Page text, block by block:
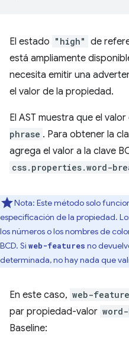
El estado "high" de
está ampliamente
necesita emitir una
el valor de la propiedad.
El AST muestra que el
phrase . Para obtener la
agrega el valor a la clave
css.properties.word-
Nota: Este método solo
especificación de la propiedad.
los números o los nombres de
BCD. Si web-features no
determinada, no hay nada que
En este caso, web-
par propiedad-valor
Baseline: